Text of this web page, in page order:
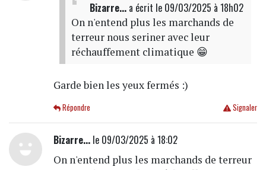
Bizarre...a écrit le 09/03/2025 à 18h02
On n'entend plus les marchands de
terreur nous seriner avec leur
réchauffement climatique 😁
Garde bien les yeux fermés :)
Signaler
Répondre
Bizarre...le 09/03/2025 à 18:02
On n'entend plus les marchands de terreur